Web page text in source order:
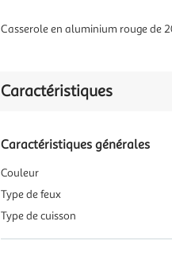
Casserole en aluminium rouge de
Caractéristiques
Caractéristiques générales
Couleur
Type de feux
Type de cuisson